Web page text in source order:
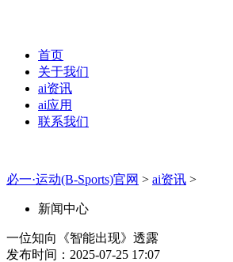
首页
关于我们
ai资讯
ai应用
联系我们
必一·运动(B-Sports)官网 > ai资讯 >
新闻中心
一位知向《智能出现》透露
发布时间：2025-07-25 17:07